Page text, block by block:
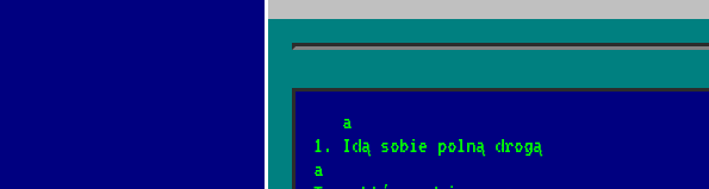
   a
1. Idą sobie polną drogą
a